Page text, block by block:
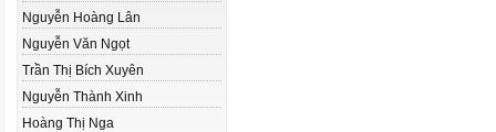
Nguyễn Hoàng Lân
Nguyễn Văn Ngọt
Trần Thị Bích Xuyên
Nguyễn Thành Xinh
Hoàng Thị Nga